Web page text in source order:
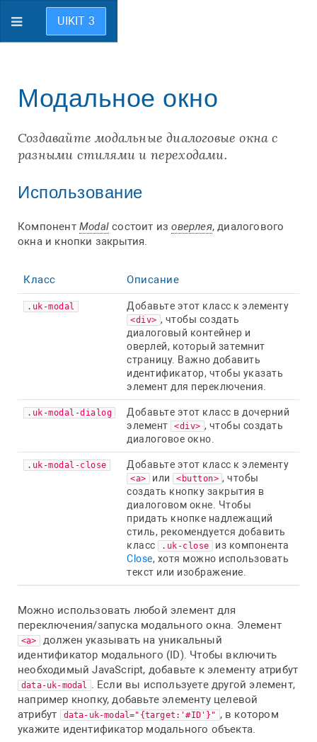
UIKIT 3
Модальное окно
Создавайте модальные диалоговые окна с
разными стилями и переходами.
Использование
Компонент Modal состоит изоверлея, диалогового
окна и кнопки закрытия.
Класс Описание
.uk-modal Добавьте этот класс к элементу
<div> , чтобы создать
диалоговый контейнер и
оверлей, который затемнит
страницу. Важно добавить
идентификатор, чтобы указать
элемент для переключения.
.uk-modal-dialog
Добавьте этот класс в дочерний
элемент
<div> , чтобы создать
диалоговое окно.
.uk-modal-close Добавьте этот класс к элементу
<a> или <button> , чтобы
создать кнопку закрытия в
диалоговом окне. Чтобы
придать кнопке надлежащий
стиль, рекомендуется добавить
класс
.uk-close
из компонента
Close, хотя можно использовать
текст или изображение.
Можно использовать любой элемент для
переключения/запуска модального окна. Элемент
<a>
должен указывать на уникальный
идентификатор модального (ID). Чтобы включить
необходимый JavaScript, добавьте к элементу атрибут
data-uk-modal . Если вы используете другой элемент,
например кнопку, добавьте элементу целевой
атрибут
data-uk-modal="{target:'#ID'}" , в котором
укажите идентификатор модального объекта.